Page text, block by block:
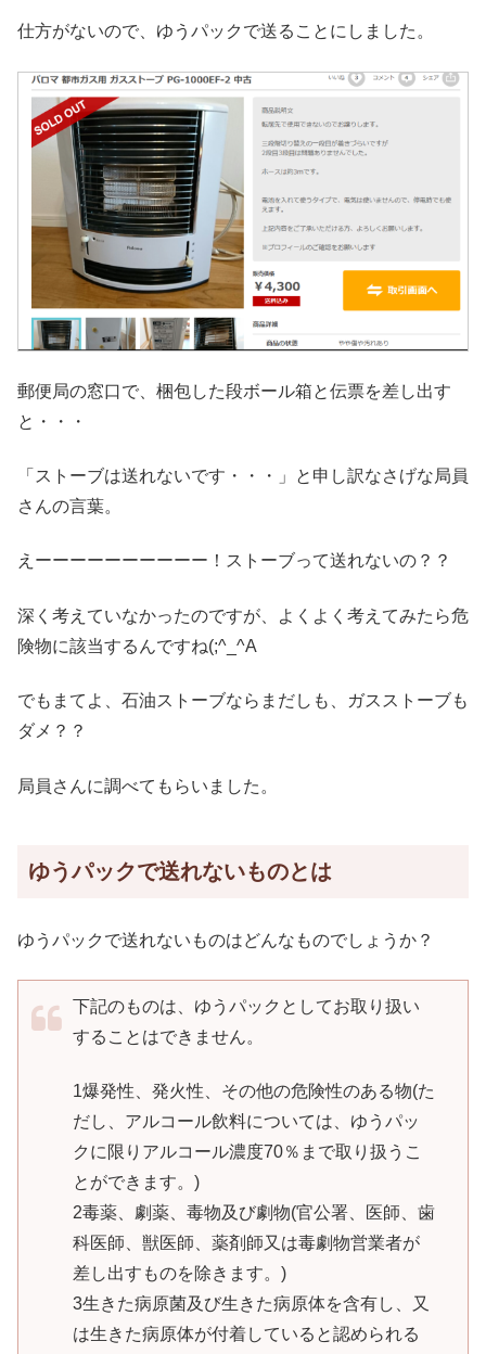
仕方がないので、ゆうパックで送ることにしました。
郵便局の窓口で、梱包した段ボール箱と伝票を差し出す
と・・・
「ストーブは送れないです・・・」と申し訳なさげな局員
さんの言葉。
えーーーーーーーーーー！ストーブって送れないの？？
深く考えていなかったのですが、よくよく考えてみたら危
険物に該当するんですね(;^_^A
でもまてよ、石油ストーブならまだしも、ガスストーブも
ダメ？？
局員さんに調べてもらいました。
ゆうパックで送れないものとは
ゆうパックで送れないものはどんなものでしょうか？
下記のものは、ゆうパックとしてお取り扱い
することはできません。
1爆発性、発火性、その他の危険性のある物(た
だし、アルコール飲料については、ゆうパッ
クに限りアルコール濃度70％まで取り扱うこ
とができます。)
2毒薬、劇薬、毒物及び劇物(官公署、医師、歯
科医師、獣医師、薬剤師又は毒劇物営業者が
差し出すものを除きます。)
3生きた病原菌及び生きた病原体を含有し、又
は生きた病原体が付着していると認められる